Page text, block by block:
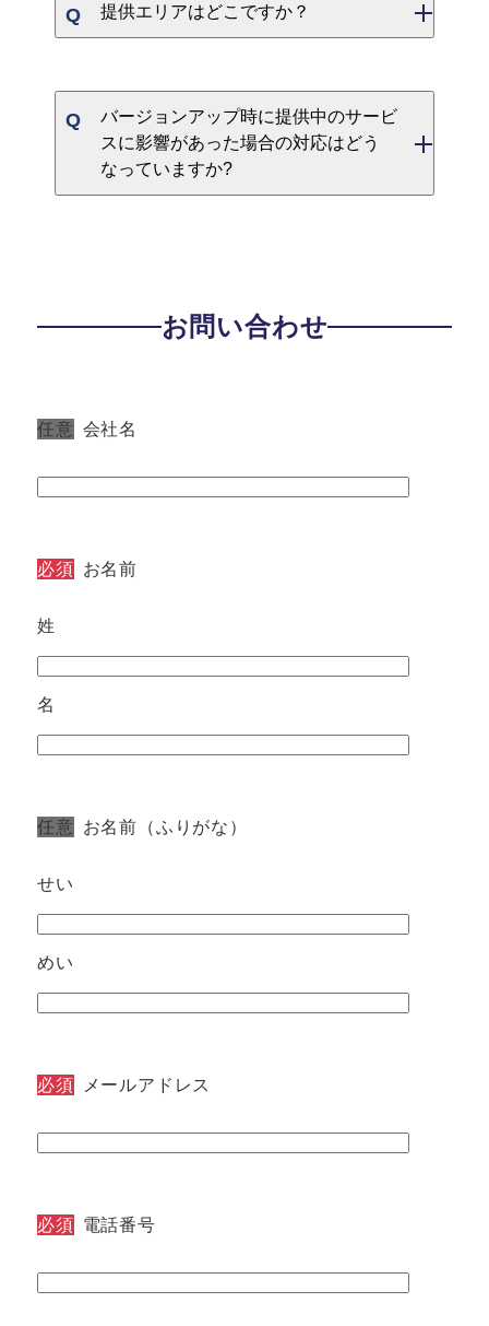
提供エリアはどこですか？
バージョンアップ時に提供中のサービ
スに影響があった場合の対応はどう
なっていますか?
お問い合わせ
任意 会社名
必須 お名前
姓
名
任意 お名前（ふりがな）
せい
めい
必須 メールアドレス
必須 電話番号